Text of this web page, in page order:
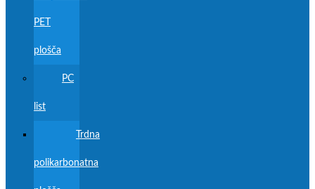
PET
plošča
PC
list
Trdna
polikarbonatna